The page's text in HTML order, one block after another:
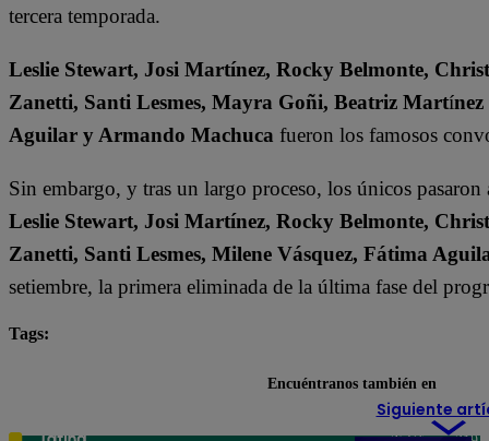
tercera temporada.
Leslie Stewart, Josi Martínez, Rocky Belmonte,
Zanetti, Santi Lesmes, Mayra Goñi, Beatriz Martí
Aguilar y Armando Machuca fueron los famosos
Sin embargo, y tras un largo proceso, los únicos
Leslie Stewart, Josi Martínez, Rocky Belmonte,
Zanetti, Santi Lesmes, Milene Vásquez, Fátima
setiembre, la primera eliminada de la última fase del
Tags:
Siguiente
Encuéntranos también en